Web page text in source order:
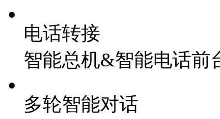
电话转接
智能总机&智能电话前
多轮智能对话